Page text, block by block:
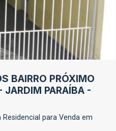
BAIRRO PRÓXIMO
JARDIM PARAÍBA -
Residencial para Venda em